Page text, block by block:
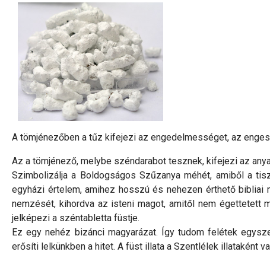
A tömjénezőben a tűz kifejezi az engedelmességet, az
Az a tömjénező, melybe széndarabot tesznek, kifejezi az
Szimbolizálja a Boldogságos Szűzanya méhét, amiből a
egyházi értelem, amihez hosszú és nehezen érthető
nemzését, kihordva az isteni magot, amitől nem égettetett
jelképezi a széntabletta füstje.
Ez egy nehéz bizánci magyarázat. Így tudom felétek
erősíti lelkünkben a hitet. A füst illata a Szentlélek illataként